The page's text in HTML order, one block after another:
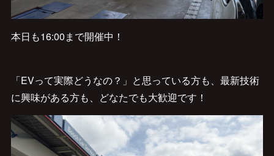
本日も16:00まで開催中！
「EVって実際どうなの？」と思っている方も、最新技術
に興味がある方も、どなたでも大歓迎です！